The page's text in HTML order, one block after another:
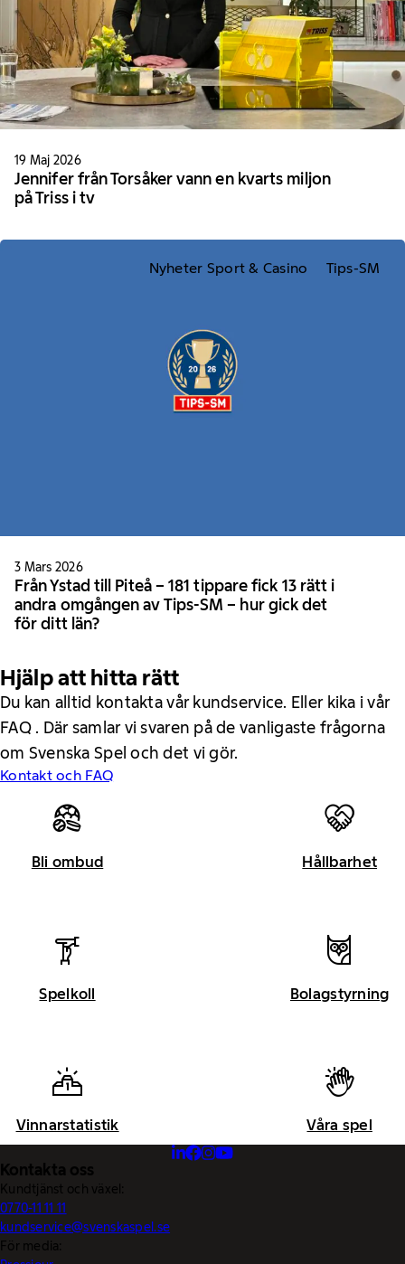
19 Maj 2026
Jennifer från Torsåker vann en kvarts miljon
på Triss i tv
Nyheter Sport & Casino Tips-SM
3 Mars 2026
Från Ystad till Piteå – 181 tippare fick 13 rätt i
andra omgången av Tips-SM – hur gick det
för ditt län?
Hjälp att hitta rätt
Du kan alltid kontakta vår kundservice. Eller kika i vår
FAQ . Där samlar vi svaren på de vanligaste frågorna
om Svenska Spel och det vi gör.
Kontakt och FAQ
Bli ombud Hållbarhet
Spelkoll Bolagstyrning
Vinnarstatistik Våra spel
Kontakta oss
Kundtjänst och växel:
0770-11 11 11
kundservice@svenskaspel.se
För media: